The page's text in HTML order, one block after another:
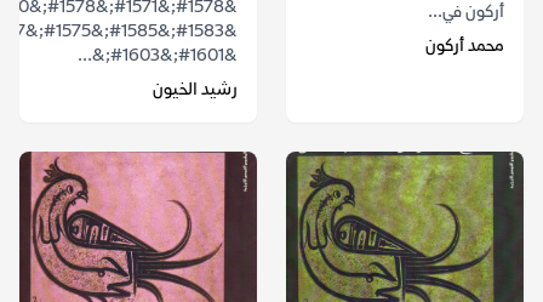
أركون في...
محمد أركون
&#1601;&#1603;&...
رشيد الخيون